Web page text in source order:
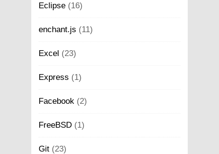
Eclipse (16)
enchant.js (11)
Excel (23)
Express (1)
Facebook (2)
FreeBSD (1)
Git (23)